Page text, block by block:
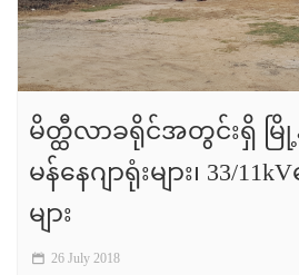
မိတ္ထီလာခရိုင်အတွင်းရှိ မ
မန်နေဂျာရုံးများ၊ 33/
များ
26 July 2018